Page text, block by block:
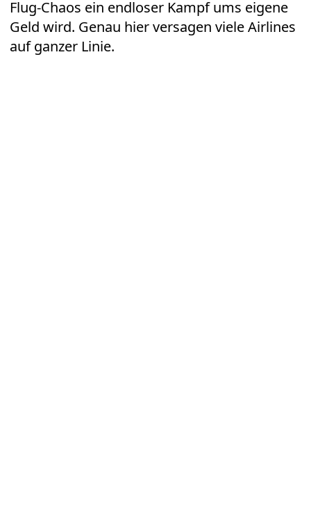
Flug-Chaos ein endloser Kampf ums eigene
Geld wird. Genau hier versagen vieleAirlines
auf ganzer Linie.